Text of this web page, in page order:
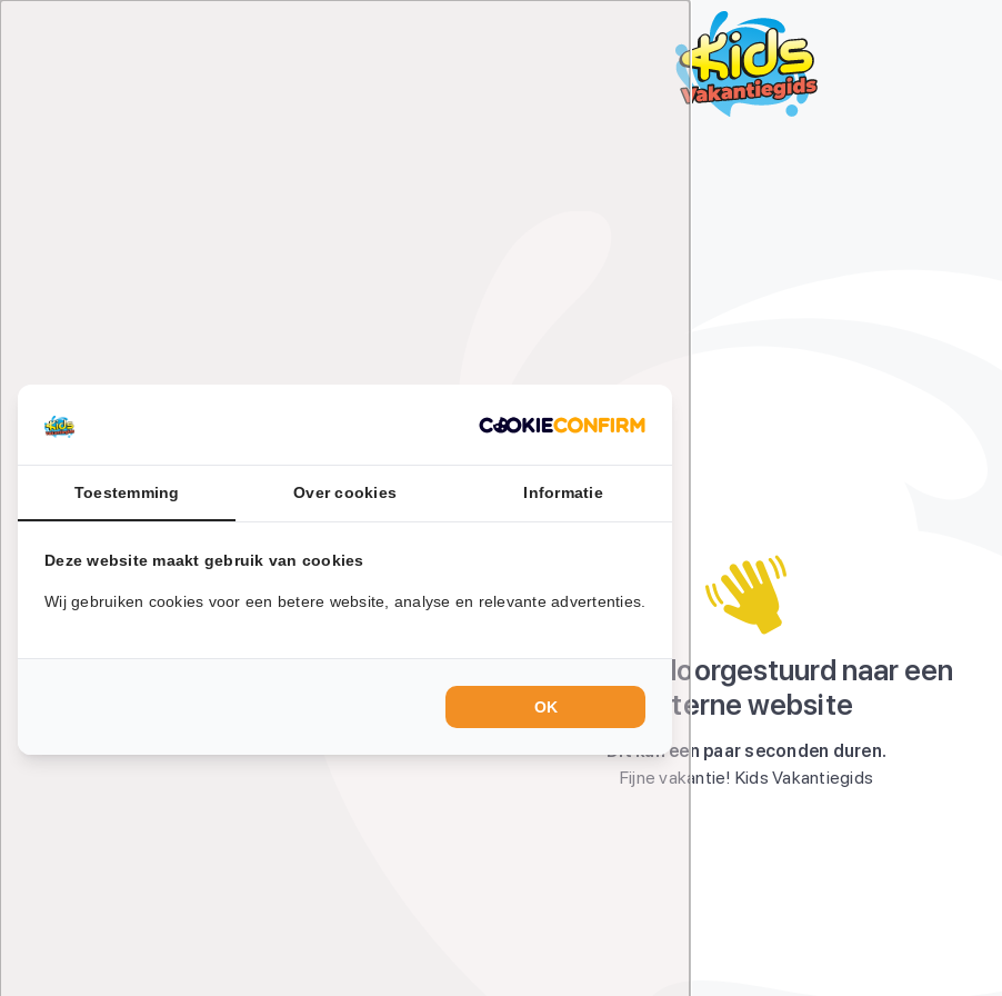
Je wordt doorgestuurd naar een
externe website
Dit kan een paar seconden duren.
Fijne vakantie! Kids Vakantiegids
Toestemming Over cookies Informatie
Deze website maakt gebruik van cookies
Wij gebruiken cookies voor een betere website, analyse en relevante advertenties.
OK